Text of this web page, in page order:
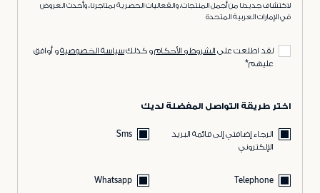
لاكتشاف جديدنا من أجمل المنتجات، والفعاليات الحصرية بمتاجرنا، وأحدث العروض
في الإمارات العربية المتحدة
لقد اطلعت على الشروط و الأحكامو كذلكسياسة الخصوصيةو أوافق
عليهم*
اختر طريقة التواصل المفضلة لديك
الرجاء إضافتي إلى قائمة البريد
الإلكتروني
Sms
Telephone
Whatsapp